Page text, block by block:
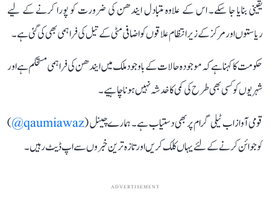
یقینی بنایا جا سکے۔ اس کے علاوہ متبادل ایندھن کی ضرورت کو پورا کرنے کے لیے
ریاستوں اور مرکز کے زیر انتظام علاقوں کو اضافی مٹی کے تیل کی فراہمی بھی کی گئی ہے۔
حکومت کا کہنا ہے کہ موجودہ حالات کے باوجود ملک میں ایندھن کی فراہمی مستحکم ہے اور
شہریوں کو کسی بھی طرح کی کمی کا خدشہ نہیں ہونا چاہیے۔
قومی آواز اب ٹیلی گرام پر بھی دستیاب ہے۔ ہمارے چینل (qaumiawaz@
)
کو جوائن کرنے کے لئے یہاں کلک کریں اور تازہ ترین خبروں سے اپ ڈیٹ رہیں۔
ADVERTISEMENT